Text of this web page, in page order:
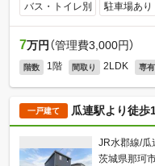
バス・トイレ別 駐車場あり
7万円 （管理費3,000円）
階数 1階 間取り 2LDK 専
一戸建て 瓜連駅より徒
JR水郡線/瓜
茨城県那珂